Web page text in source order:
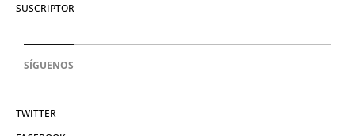
SUSCRIPTOR
SÍGUENOS
TWITTER